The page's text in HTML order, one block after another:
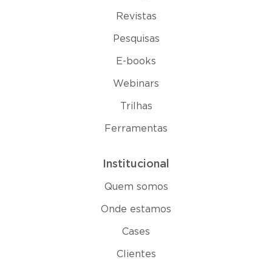
Revistas
Pesquisas
E-books
Webinars
Trilhas
Ferramentas
Institucional
Quem somos
Onde estamos
Cases
Clientes